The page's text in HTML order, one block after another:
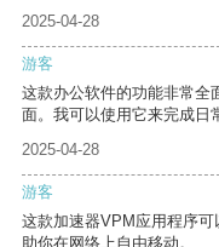
2025-04-28
游客
这款办公软件的功能非常全
面。我可以使用它来完成日
2025-04-28
游客
这款加速器VPM应用程序
助你在网络上自由移动。